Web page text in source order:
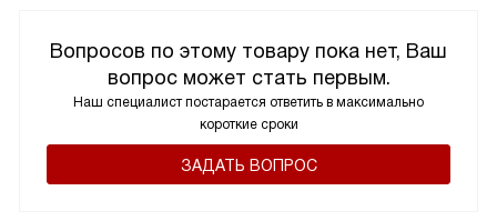
Вопросов по этому товару пока нет, Ваш
вопрос может стать первым.
Наш специалист постарается ответить в максимально
короткие сроки
ЗАДАТЬ ВОПРОС